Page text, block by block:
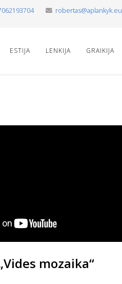
robertas@aplankyk.eu
ESTIJA LENKIJA GRAIKIJA
mozaika“